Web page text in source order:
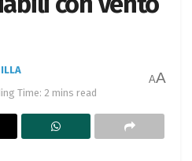
Time: 2 mins read
AA